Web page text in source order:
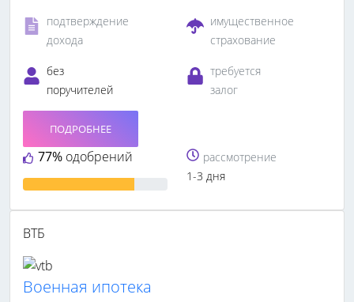
подтверждение
дохода
имущественное
страхование
без
поручителей
требуется
залог
77% одобрений
ПОДРОБНЕЕ
рассмотрение
1-3 дня
ВТБ
Военная ипотека